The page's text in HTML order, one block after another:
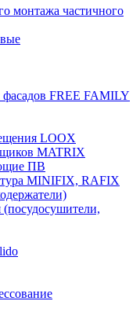
монтажа частичного
FREE FAMILY
LOOX
MATRIX
ПВ
MINIFIX, RAFIX